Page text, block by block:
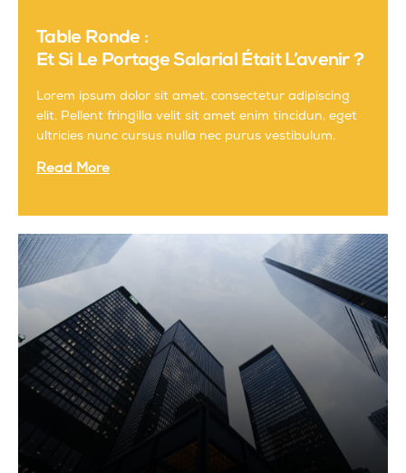
Table Ronde :
Et Si Le Portage Salarial Était L’avenir ?
Lorem ipsum dolor sit amet, consectetur adipiscing
elit. Pellent fringilla velit sit amet enim tincidun, eget
ultricies nunc cursus nulla nec purus vestibulum.
Read More